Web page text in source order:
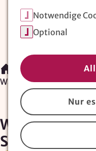
Magazin:
Waldorfkindergarten
Samenkorn"
Notwendige
Optional
Nur